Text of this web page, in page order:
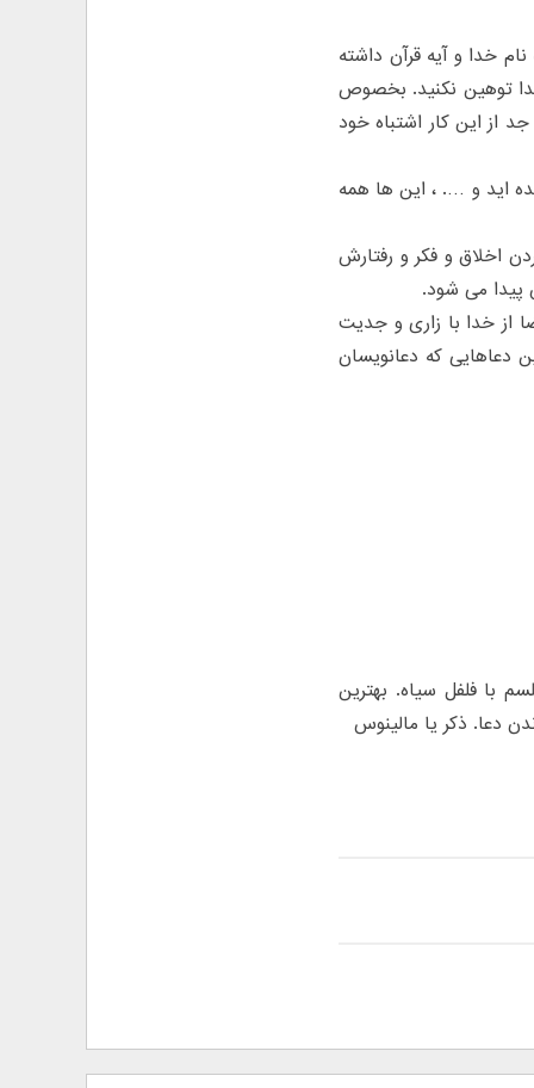
خدا و آیه قرآن داشته
خدا توهین نکنید. بخصوص
از این کار اشتباه خود
اید و …. ، این ها همه
اخلاق و فکر و رفتارش
پیدا می شود.
از خدا با زاری و جدیت
دعاهایی که دعانویسان
با فلفل سیاه. بهترین
دعا. ذکر یا مالینوس